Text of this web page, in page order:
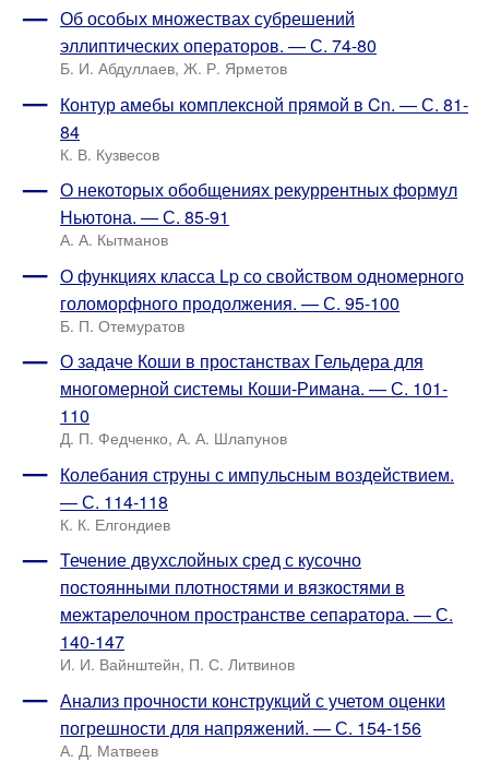
Об особых множествах субрешений
эллиптических операторов. — С. 74-80
Б. И. Абдуллаев, Ж. Р. Ярметов
Контур амебы комплексной прямой в Cn. — С. 81-
84
К. В. Кузвесов
О некоторых обобщениях рекуррентных формул
Ньютона. — С. 85-91
А. А. Кытманов
О функциях класса Lp со свойством одномерного
голоморфного продолжения. — С. 95-100
Б. П. Отемуратов
О задаче Коши в простанствах Гельдера для
многомерной системы Коши-Римана. — С. 101-
110
Д. П. Федченко, А. А. Шлапунов
Колебания струны с импульсным воздействием.
— С. 114-118
К. К. Елгондиев
Течение двухслойных сред с кусочно
постоянными плотностями и вязкостями в
межтарелочном пространстве сепаратора. — С.
140-147
И. И. Вайнштейн, П. С. Литвинов
Анализ прочности конструкций с учетом оценки
погрешности для напряжений. — С. 154-156
А. Д. Матвеев